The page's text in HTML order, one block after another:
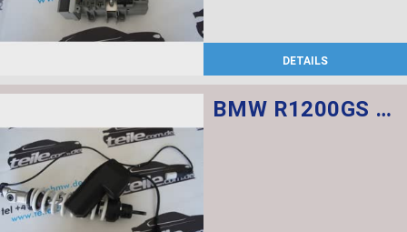
DETAILS
BMW R1200GS Federbein vorn ESA